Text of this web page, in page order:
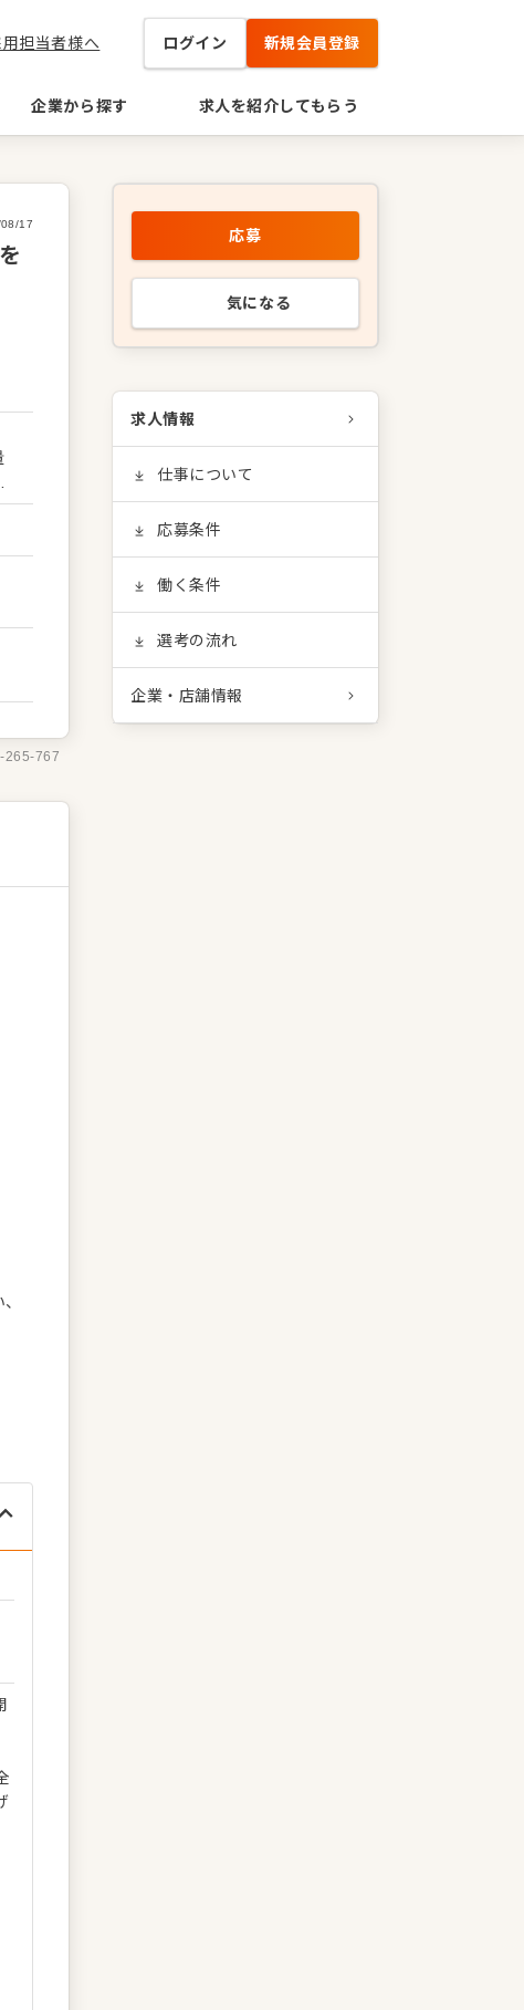
担当者様へ ログイン 新規会員登録
企業から探す 求人を紹介してもらう
17
265-767
応募
気になる
求人情報
仕事について
応募条件
働く条件
選考の流れ
企業・店舗情報